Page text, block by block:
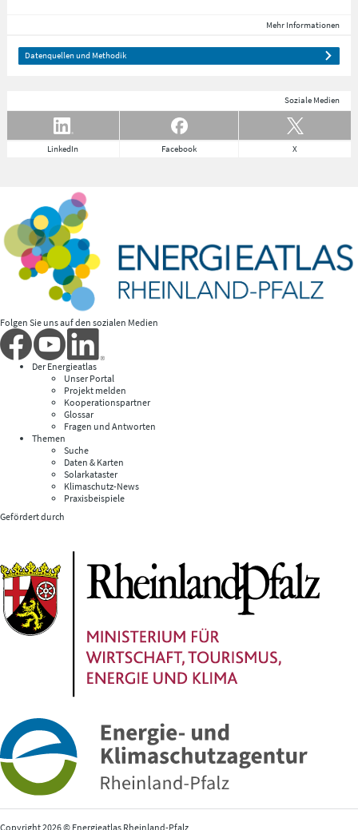
Mehr Informationen
Datenquellen und Methodik
Soziale Medien
LinkedIn Facebook X
Folgen Sie uns auf den sozialen Medien
Der Energieatlas
Unser Portal
Projekt melden
Kooperationspartner
Glossar
Fragen und Antworten
Themen
Suche
Daten & Karten
Solarkataster
Klimaschutz-News
Praxisbeispiele
Gefördert durch
Copyright 2026 © Energieatlas Rheinland-Pfalz